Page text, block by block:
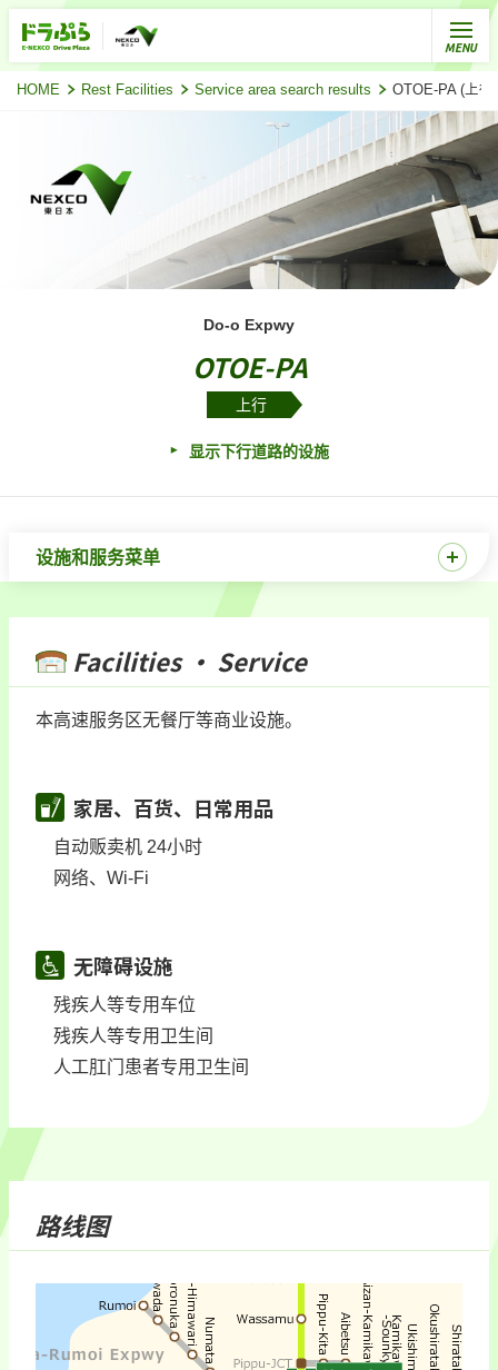
HOME Rest Facilities Service area search results OTOE-PA (上
Do-o Expwy
OTOE-PA
上行
显示下行道路的设施
设施和服务菜单
Facilities · Service
本高速服务区无餐厅等商业设施。
家居、百货、日常用品
自动贩卖机 24小时
网络、Wi-Fi
无障碍设施
残疾人等专用车位
残疾人等专用卫生间
人工肛门患者专用卫生间
路线图